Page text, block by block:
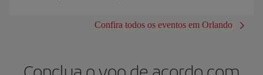
Confira todos os eventos em Orlando